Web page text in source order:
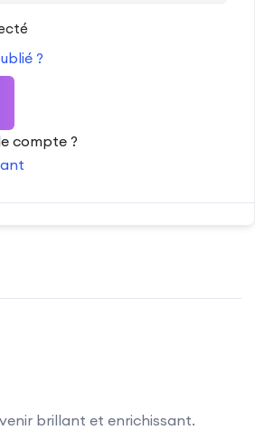
?
compte ?
brillant et enrichissant.